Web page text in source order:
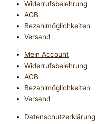
Widerrufsbelehrung
AGB
Bezahlmöglichkeiten
Versand
Mein Account
Widerrufsbelehrung
AGB
Bezahlmöglichkeiten
Versand
Datenschutzerklärung